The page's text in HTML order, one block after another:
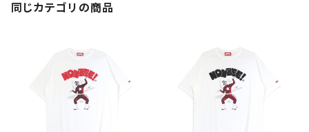
同じカテゴリの商品